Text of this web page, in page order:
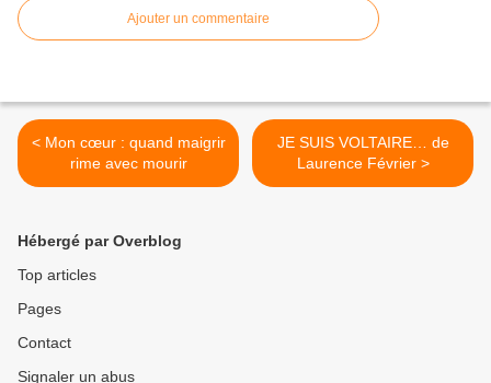
Ajouter un commentaire
< Mon cœur : quand maigrir
rime avec mourir
JE SUIS VOLTAIRE… de
Laurence Février >
Hébergé par Overblog
Top articles
Pages
Contact
Signaler un abus